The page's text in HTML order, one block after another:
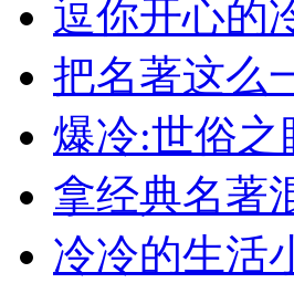
逗你开心的
把名著这么
爆冷:世俗之
拿经典名著
冷冷的生活